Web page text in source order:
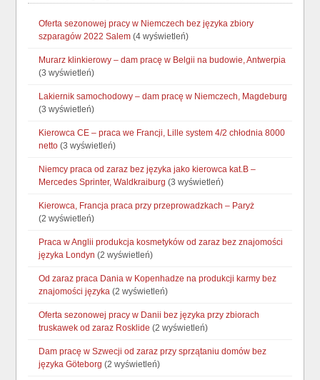
Oferta sezonowej pracy w Niemczech bez języka zbiory
szparagów 2022 Salem (4 wyświetleń)
Murarz klinkierowy – dam pracę w Belgii na budowie, Antwerpia
(3 wyświetleń)
Lakiernik samochodowy – dam pracę w Niemczech, Magdeburg
(3 wyświetleń)
Kierowca CE – praca we Francji, Lille system 4/2 chłodnia 8000
netto (3 wyświetleń)
Niemcy praca od zaraz bez języka jako kierowca kat.B –
Mercedes Sprinter, Waldkraiburg (3 wyświetleń)
Kierowca, Francja praca przy przeprowadzkach – Paryż
(2 wyświetleń)
Praca w Anglii produkcja kosmetyków od zaraz bez znajomości
języka Londyn (2 wyświetleń)
Od zaraz praca Dania w Kopenhadze na produkcji karmy bez
znajomości języka (2 wyświetleń)
Oferta sezonowej pracy w Danii bez języka przy zbiorach
truskawek od zaraz Rosklide (2 wyświetleń)
Dam pracę w Szwecji od zaraz przy sprzątaniu domów bez
języka Göteborg (2 wyświetleń)